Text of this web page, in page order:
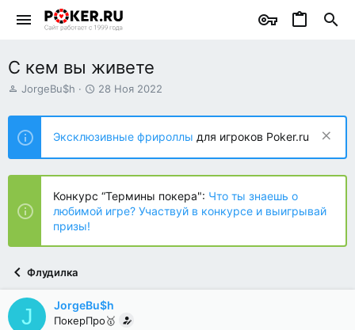
С кем вы живете
А
т
о
р
т
е
ы
JorgeBu$h
Д
т
н
а
ч
а
28 Ноя 2022
Эксклюзивные фрироллы для игроков Poker.ru
Конкурс “Термины покера": Что ты знаешь о
любимой игре? Участвуй в конкурсе и выигрывай
призы!
Флудилка
J JorgeBu$h
ПокерПро🥇